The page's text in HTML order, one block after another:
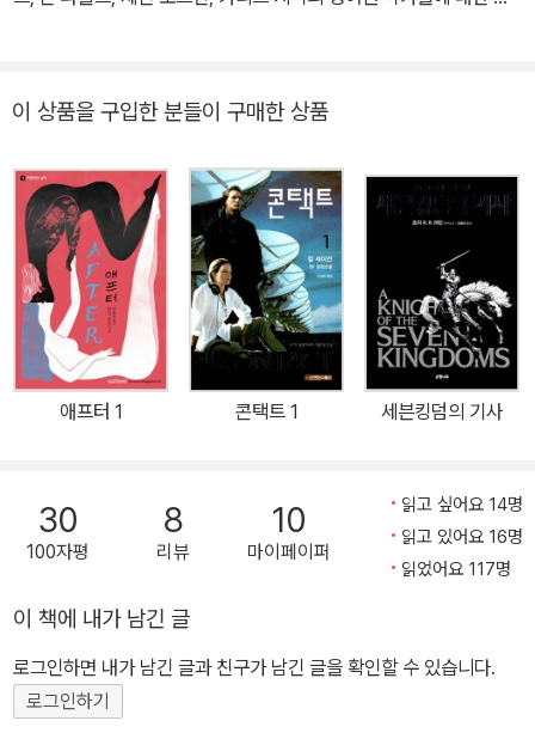
나지 않은 이야기』, 『가운데땅의 역사』, 『후린의 아이들』, 『베렌과 루
케치》, 《디 에센셜 버지니아 울프》, 《올랜도》, 조지 엘리엇의 《아담
국 이야기》, 《톨킨의 그림들》, 토머스 모어의 서한집 《영원과 하루》,
리처드 D. 앨틱의 《빅토리아 시대의 사람들과 사상》, 조지프 콘래드
의 《노스트로모》 등이 있다.
이 상품을 구입한 분들이 구매한 상품
애프터 1 콘택트 1 세븐킹덤의 기사
30
100자평
8
리뷰
10
마이페이퍼
읽고 싶어요 14명
읽고 있어요 16명
읽었어요 117명
이 책에 내가 남긴 글
로그인하면 내가 남긴 글과 친구가 남긴 글을 확인할 수 있습니다.
로그인하기